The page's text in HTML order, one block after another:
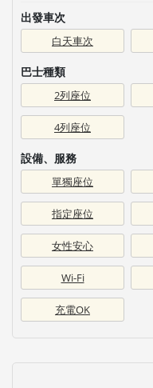
出發車次
白天車次
巴士種類
2列座位
4列座位
設備、服務
單獨座位
指定座位
女性安心
Wi-Fi
充電OK